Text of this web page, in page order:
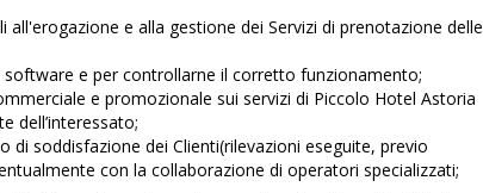
e alla gestione dei Servizi di prenotazione delle
e per controllarne il corretto funzionamento;
e promozionale sui servizi di Piccolo Hotel Astoria
dell’interessato;
di soddisfazione dei Clienti(rilevazioni eseguite, previo
con la collaborazione di operatori specializzati;